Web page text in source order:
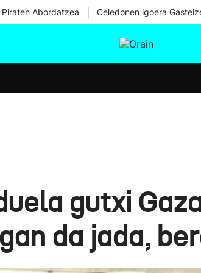
Abordatzea Celedonen igoera
gutxi
da jada,